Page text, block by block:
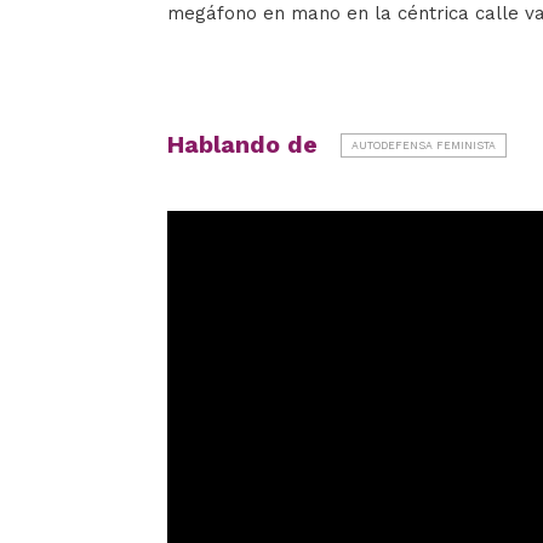
megáfono en mano en la céntrica calle
Hablando de AUTODEFENSA FEMINISTA